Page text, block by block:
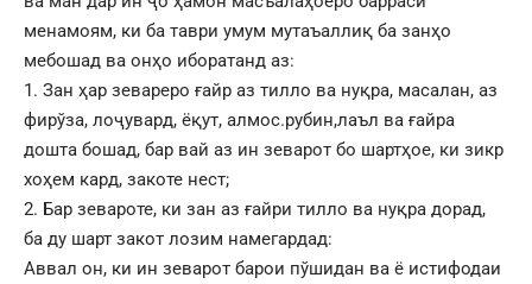
менамоям, ки ба таври умум мутаъаллиқ ба занҳо
мебошад ва онҳо иборатанд аз:
1. Зан ҳар зевареро ғайр аз тилло ва нуқра, масалан, аз
фирўза, лоҷувард, ёқут, алмос.рубин,лаъл ва ғайра
дошта бошад, бар вай аз ин зеварот бо шартҳое, ки зикр
хоҳем кард, закоте нест;
2. Бар зевароте, ки зан аз ғайри тилло ва нуқра дорад,
ба ду шарт закот лозим намегардад:
Аввал он, ки ин зеварот барои пўшидан ва ё истифодаи